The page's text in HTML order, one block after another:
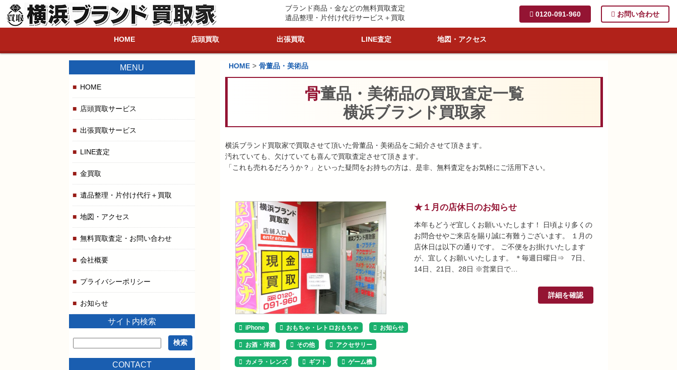
ブランド商品・金などの無料買取査定
遺品整理・片付け代行サービス＋買取
お問い合わせ
0120-091-960
HOME 店頭買取 出張買取 LINE査定 地図・アクセス
HOME 骨董品・美術品
骨董品・美術品の買取査定一覧
横浜ブランド買取家
横浜ブランド買取家で買取させて頂いた骨董品・美術品をご紹介させて頂きます。
汚れていても、欠けていても喜んで買取査定させて頂きます。
「これも売れるだろうか？」といった疑問をお持ちの方は、是非、無料査定をお気軽にご活用下さい。
iPhone おもちゃ・レトロおもちゃ お知らせ
お酒・洋酒 その他 アクセサリー
カメラ・レンズ ギフト ゲーム機
★１月の店休日のお知らせ
本年もどうぞ宜しくお願いいたします！ 日頃より多くの
お問合せやご来店を賜り誠に有難うございます。 １月の
店休日は以下の通りです。 ご不便をお掛けいたします
が、宜しくお願いいたします。 ＊毎週日曜日⇒ 7日、
14日、21日、28日 ※営業日で…
詳細を確認
MENU
HOME
店頭買取サービス
出張買取サービス
LINE査定
金買取
遺品整理・片付け代行＋買取
地図・アクセス
無料買取査定・お問い合わせ
会社概要
プライバシーポリシー
お知らせ
サイト内検索
CONTACT